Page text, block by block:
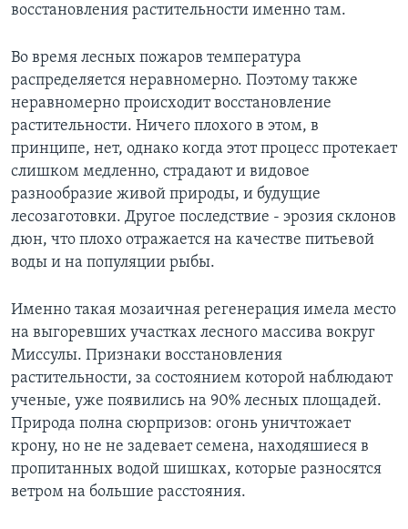
восстановления растительности именно там.
Во время лесных пожаров температура
распределяется неравномерно. Поэтому также
неравномерно происходит восстановление
растительности. Ничего плохого в этом, в
принципе, нет, однако когда этот процесс протекает
слишком медленно, страдают и видовое
разнообразие живой природы, и будущие
лесозаготовки. Другое последствие - эрозия склонов
дюн, что плохо отражается на качестве питьевой
воды и на популяции рыбы.
Именно такая мозаичная регенерация имела место
на выгоревших участках лесного массива вокруг
Миссулы. Признаки восстановления
растительности, за состоянием которой наблюдают
ученые, уже появились на 90% лесных площадей.
Природа полна сюрпризов: огонь уничтожает
крону, но не не задевает семена, находяшиеся в
пропитанных водой шишках, которые разносятся
ветром на большие расстояния.